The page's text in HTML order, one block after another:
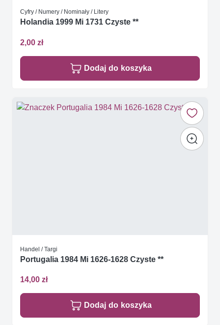
Cyfry / Numery / Nominały / Litery
Holandia 1999 Mi 1731 Czyste **
2,00 zł
Dodaj do koszyka
Handel / Targi
Portugalia 1984 Mi 1626-1628 Czyste **
14,00 zł
Dodaj do koszyka